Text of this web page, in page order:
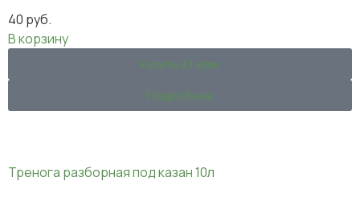
40 руб.
В корзину
Купить в 1 клик
Подробнее
Тренога разборная под казан 10л